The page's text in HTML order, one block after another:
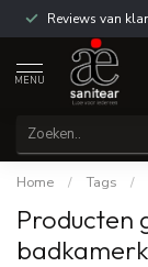
Reviews van
MENU
Home / Tags /
Producten